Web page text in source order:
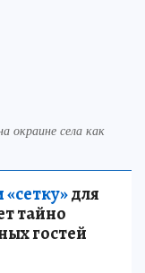
окраине села как
для
тайно
гостей